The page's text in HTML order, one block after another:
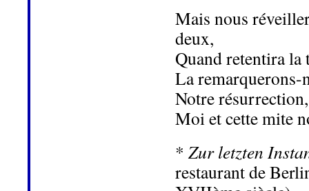
Mais nous
deux,
Quand retentira la
La remarquerons-
Notre résurrection,
Moi et cette mite
* Zur letzten
restaurant de